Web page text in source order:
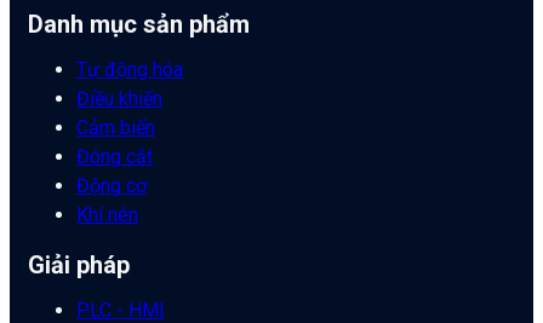
Danh mục sản phẩm
Tự động hóa
Điều khiển
Cảm biến
Đóng cắt
Động cơ
Khí nén
Giải pháp
PLC - HMI